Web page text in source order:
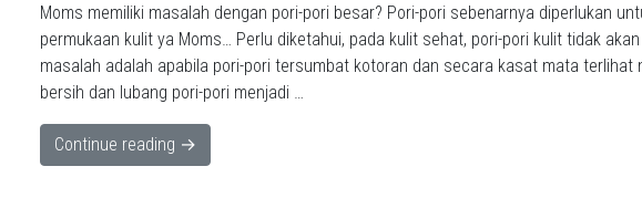
Moms memiliki masalah dengan pori-pori besar? Pori-pori sebenarnya diperlukan
permukaan kulit ya Moms… Perlu diketahui, pada kulit sehat, pori-pori kulit tidak
masalah adalah apabila pori-pori tersumbat kotoran dan secara kasat mata terlihat
bersih dan lubang pori-pori menjadi …
Continue reading →